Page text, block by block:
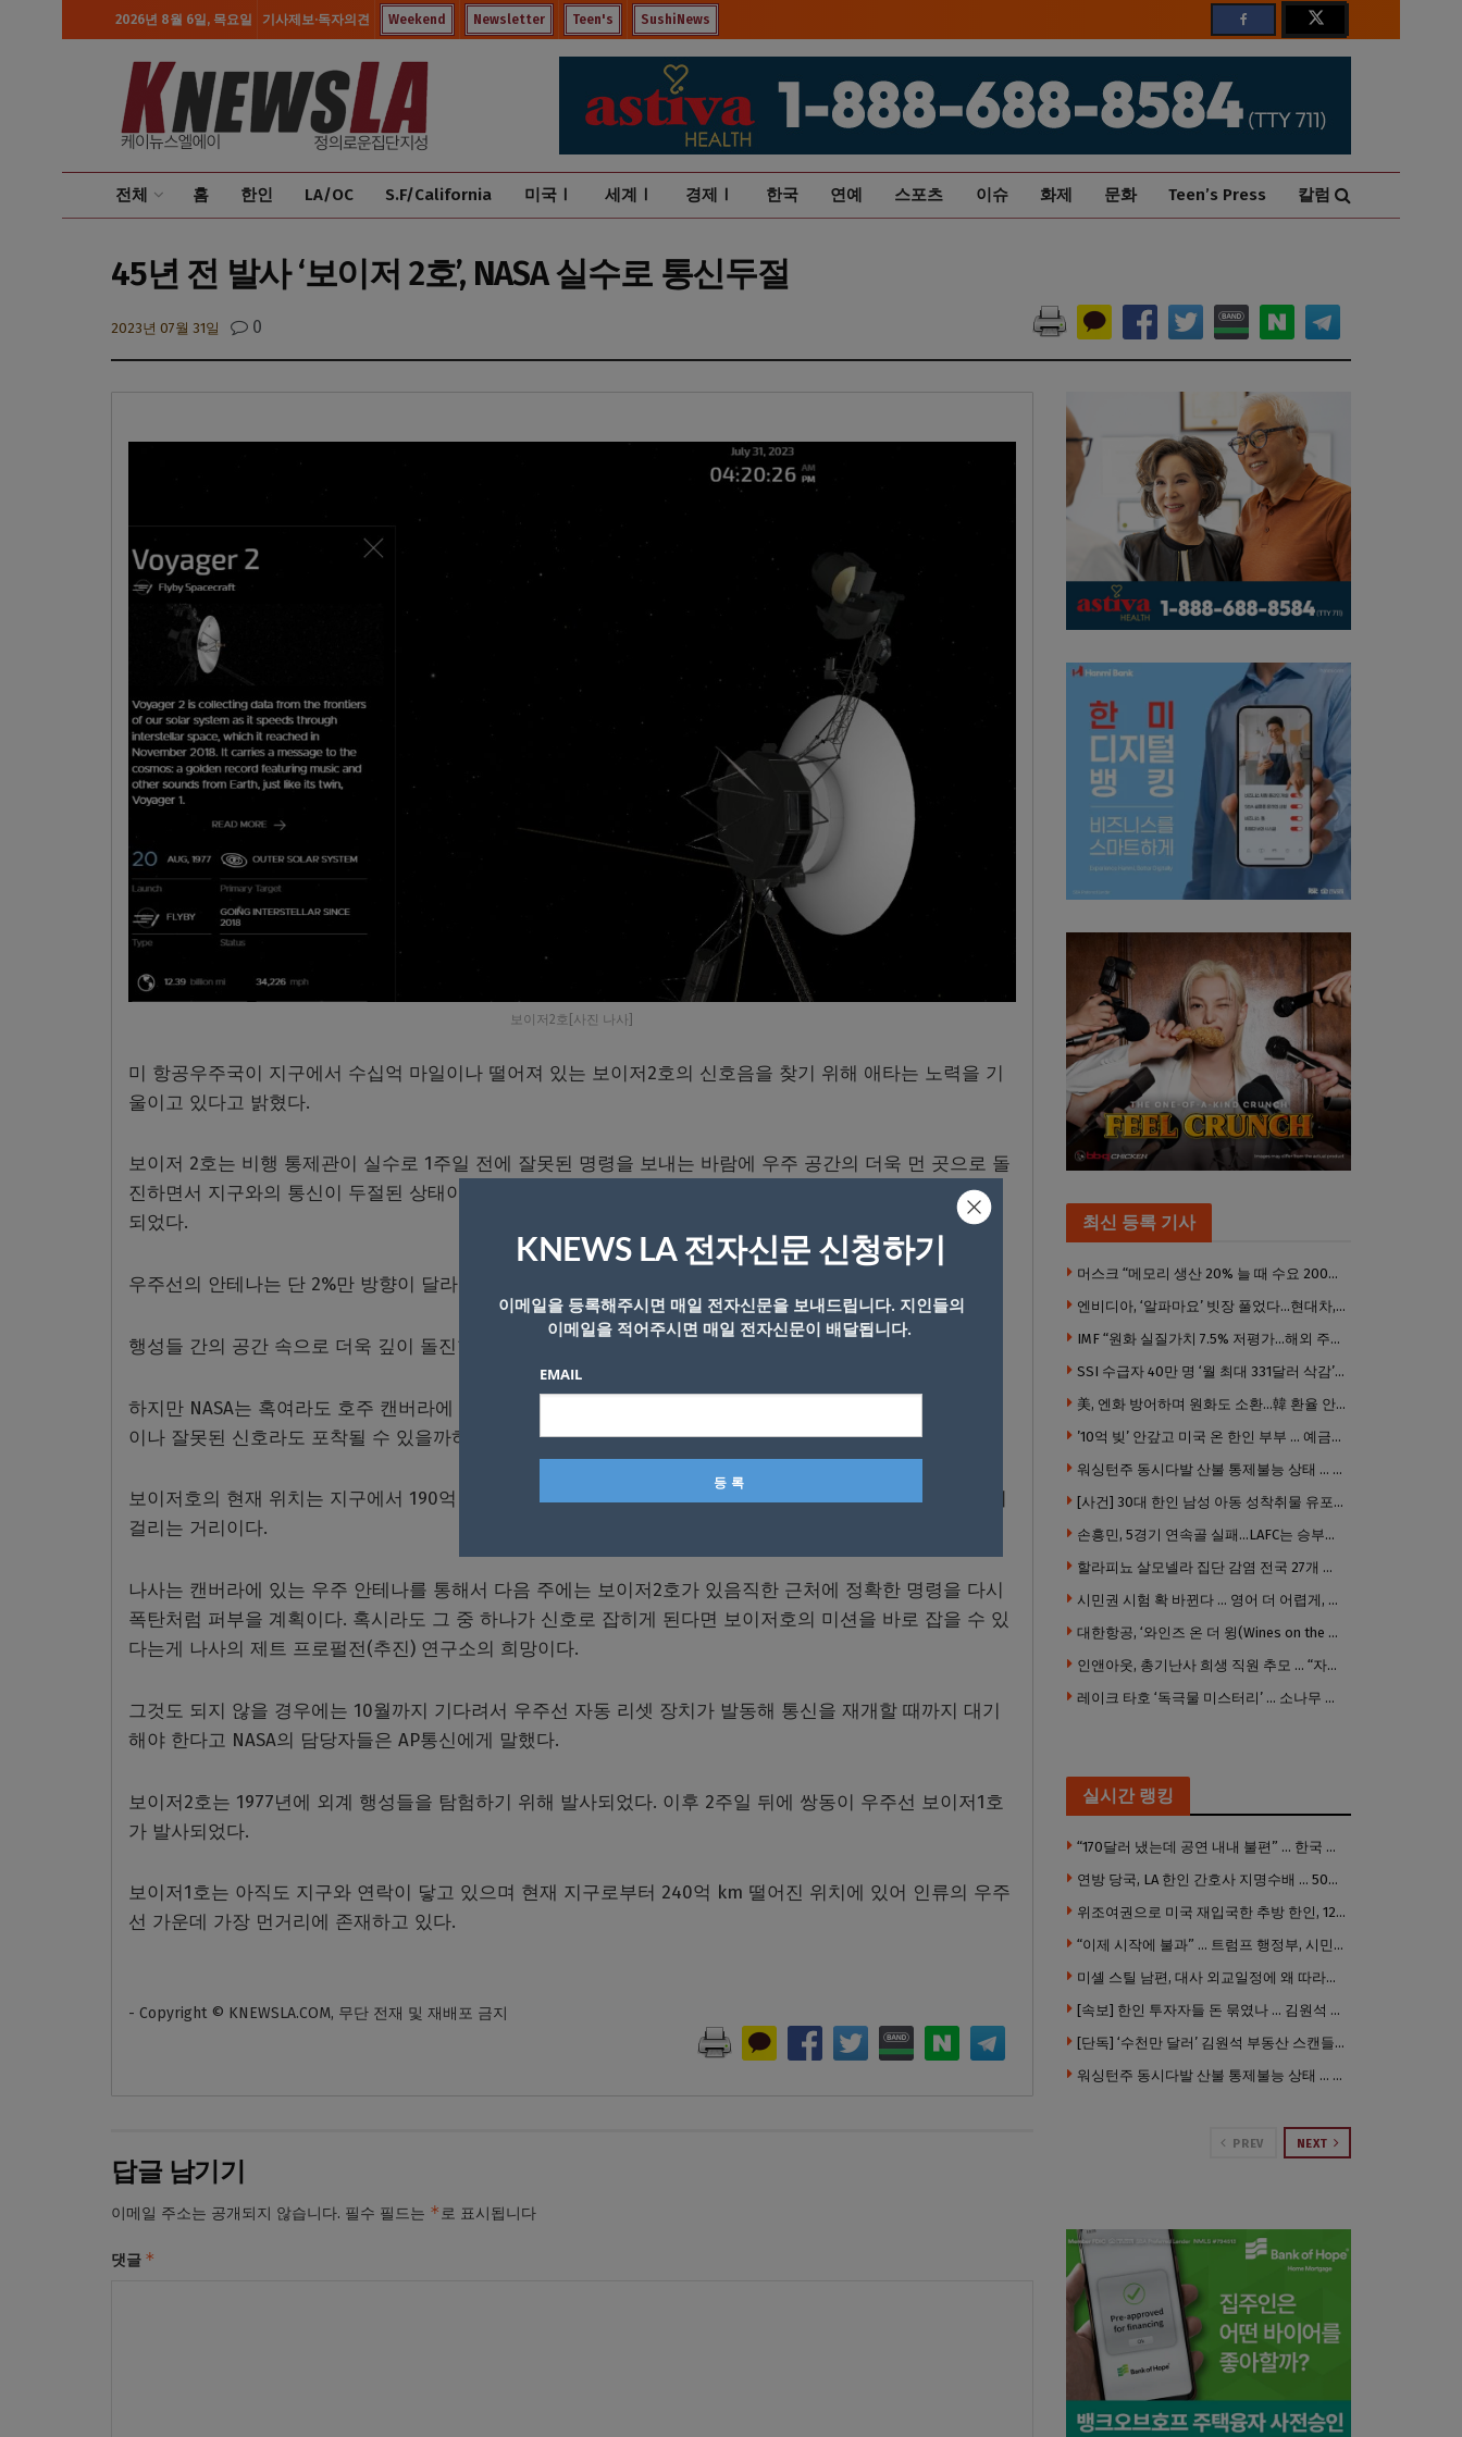
2026년 8월 6일, 목요일 기사제보·독자의견 Weekend Newsletter Teen's SushiNews
전체 홈 한인 LA/OC S.F/California 미국Ⅰ 세계Ⅰ 경제Ⅰ 한국 연예 스포츠 이슈 화제 문화 Teen’s Press 칼럼
45년 전 발사 ‘보이저 2호’, NASA 실수로 통신두절
2023년 07월 31일 0
보이저2호[사진 나사]
미 항공우주국이 지구에서 수십억 마일이나 떨어져 있는 보이저2호의 신호음을 찾기 위해 애타는 노력을 기
울이고 있다고 밝혔다.
보이저 2호는 비행 통제관이 실수로 1주일 전에 잘못된 명령을 보내는 바람에 우주 공간의 더욱 먼 곳으로 돌
진하면서 지구와의 통신이 두절된 상태이다. 안테나도 지구 방향이 아닌 곳으로 기울어져 있는 것으로 판명
되었다.
우주선의 안테나는 단 2%만 방향이 달라져도 통신이 끊기기엔 충분한 변화라고 NASA는 밝혔다.
행성들 간의 공간 속으로 더욱 깊이 돌진한 보이저2호는 소식이 끊긴 상태이다.
하지만 NASA는 혹여라도 호주 캔버라에 설치되어 있는 NASA의 거대한 접시형 안테나에 보이저호의 신호음
이나 잘못된 신호라도 포착될 수 있을까하는 가냘픈 희망을 가지고 탐색을 하고 있다고 밝혔다.
보이저호의 현재 위치는 지구에서 190억km거리이며, 혹시 신호음이 지구에 전달된다고 해도 무려 18시간이
걸리는 거리이다.
나사는 캔버라에 있는 우주 안테나를 통해서 다음 주에는 보이저2호가 있음직한 근처에 정확한 명령을 다시
폭탄처럼 퍼부을 계획이다. 혹시라도 그 중 하나가 신호로 잡히게 된다면 보이저호의 미션을 바로 잡을 수 있
다는게 나사의 제트 프로펄전(추진) 연구소의 희망이다.
그것도 되지 않을 경우에는 10월까지 기다려서 우주선 자동 리셋 장치가 발동해 통신을 재개할 때까지 대기
해야 한다고 NASA의 담당자들은 AP통신에게 말했다.
보이저2호는 1977년에 외계 행성들을 탐험하기 위해 발사되었다. 이후 2주일 뒤에 쌍동이 우주선 보이저1호
가 발사되었다.
보이저1호는 아직도 지구와 연락이 닿고 있으며 현재 지구로부터 240억 km 떨어진 위치에 있어 인류의 우주
선 가운데 가장 먼거리에 존재하고 있다.
- Copyright © KNEWSLA.COM, 무단 전재 및 재배포 금지
답글 남기기
이메일 주소는 공개되지 않습니다. 필수 필드는 *로 표시됩니다
댓글 *
최신 등록 기사
머스크 “메모리 생산 20% 늘 때 수요 200% 증가” … 반도체 매출 1조달러 눈 앞
엔비디아, ‘알파마요’ 빗장 풀었다…현대차, 자율주행 속도내나
IMF “원화 실질가치 7.5% 저평가…해외 주식투자 영향”
SSI 수급자 40만 명 ‘월 최대 331달러 삭감’ 위기…10만 명은 수급자격 상실
美, 엔화 방어하며 원화도 소환…韓 환율 안정 ‘우군’ 되나
’10억 빚’ 안갚고 미국 온 한인 부부 … 예금보험공사, 미국서 소송
워싱턴주 동시다발 산불 통제불능 상태 … 이재민 수십만명
[사건] 30대 한인 남성 아동 성착취물 유포 혐의로 체포
손흥민, 5경기 연속골 실패…LAFC는 승부차기 끝 과달라하라 격파
할라피뇨 살모넬라 집단 감염 전국 27개 주 급속 확산
시민권 시험 확 바뀐다 … 영어 더 어렵게, 민간시험 도입 추진
대한항공, ‘와인즈 온 더 윙(Wines on the Wing) 2026’ 5개 부문 수상
인앤아웃, 총기난사 희생 직원 추모 … “자신의 매장 운영이 꿈이었다”
레이크 타호 ‘독극물 미스터리’ … 소나무 연쇄테러, 범인 오리무중
실시간 랭킹
“170달러 냈는데 공연 내내 불편” … 한국 코미디언 LA공연, 음향 불량에 외모 비하 개그 논란
연방 당국, LA 한인 간호사 지명수배 … 500만 달러 메디캐어 사기, 선고 직전 한국 도주
위조여권으로 미국 재입국한 추방 한인, 120만 달러 은행 사기 행각
“이제 시작에 불과” … 트럼프 행정부, 시민권 박탈 본격화
미셸 스틸 남편, 대사 외교일정에 왜 따라갔나 … “매우 이례적”
[속보] 한인 투자자들 돈 묶였나 … 김원석 회사들 챕터7 강제파산·자진파산 잇따라 신청
[단독] ‘수천만 달러’ 김원석 부동산 스캔들 새 국면 … 한인 투자자들 소송 잇따라 ‘디폴트’ 절차
워싱턴주 동시다발 산불 통제불능 상태 … 이재민 수십만명
PREV NEXT
KNEWS LA 전자신문 신청하기
이메일을 등록해주시면 매일 전자신문을 보내드립니다. 지인들의
이메일을 적어주시면 매일 전자신문이 배달됩니다.
EMAIL